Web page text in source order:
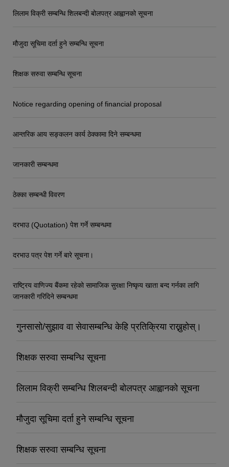
लिलाम विक्री सम्बन्धि शिलबन्दी बोलपत्र आह्वानको सूचना
मौजुदा सूचिमा दर्ता हुने सम्बन्धि सूचना
शिक्षक सरुवा सम्बन्धि सूचना
Notice regarding opening of financial proposal
आन्तरिक आय सङ्कलन कार्य ठेक्कामा दिने सम्बन्धमा
जानकारी सम्बन्धमा
ठेक्का सम्बन्धी विवरण
दरभाउ (Quotation) पेश गर्ने सम्बन्धमा
दरभाउ पत्र पेश गर्ने बारे सूचना।
राष्ट्रिय वाणिज्य बैंकमा रहेको सामाजिक सुरक्षा निष्कृय खाता बन्द गर्नका लागि
जानकारी गरिदिने सम्बन्धमा
गुनसासो/सुझाव वा सेवासम्बन्धि केहि प्रतिक्रिया राख्नुहोस्।
शिक्षक सरुवा सम्बन्धि सूचना
लिलाम विक्री सम्बन्धि शिलबन्दी बोलपत्र आह्वानको सूचना
मौजुदा सूचिमा दर्ता हुने सम्बन्धि सूचना
शिक्षक सरुवा सम्बन्धि सूचना